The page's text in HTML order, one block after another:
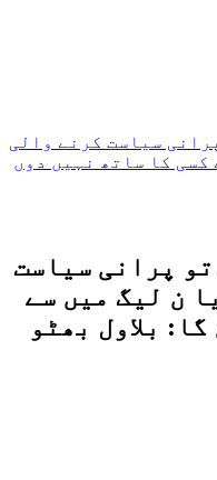
سیاست کرنے والی
کسی کا ساتھ نہیں دوں
پرانی سیاست
ن لیگ میں سے
بلاول بھٹو